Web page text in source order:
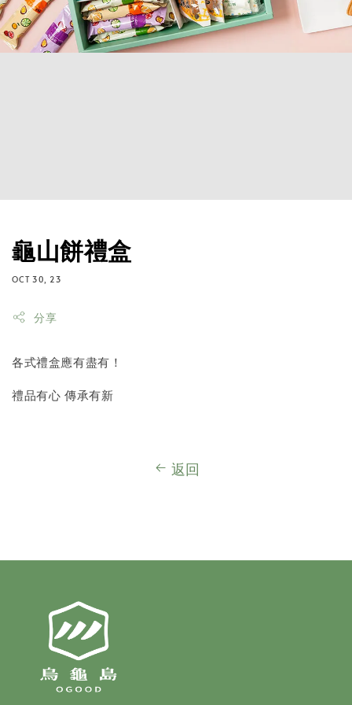
龜山餅禮盒
OCT 30, 23
分享
各式禮盒應有盡有！
禮品有心 傳承有新
返回